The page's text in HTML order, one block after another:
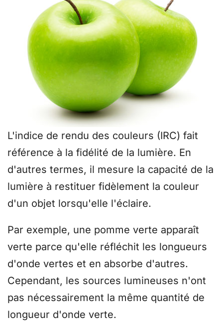
L'indice de rendu des couleurs (IRC) fait
référence à la fidélité de la lumière. En
d'autres termes, il mesure la capacité de la
lumière à restituer fidèlement la couleur
d'un objet lorsqu'elle l'éclaire.
Par exemple, une pomme verte apparaît
verte parce qu'elle réfléchit les longueurs
d'onde vertes et en absorbe d'autres.
Cependant, les sources lumineuses n'ont
pas nécessairement la même quantité de
longueur d'onde verte.